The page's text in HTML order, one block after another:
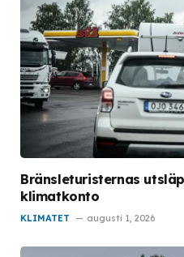
Bränsleturisternas
klimatkonto
KLIMATET augusti 1, 2026